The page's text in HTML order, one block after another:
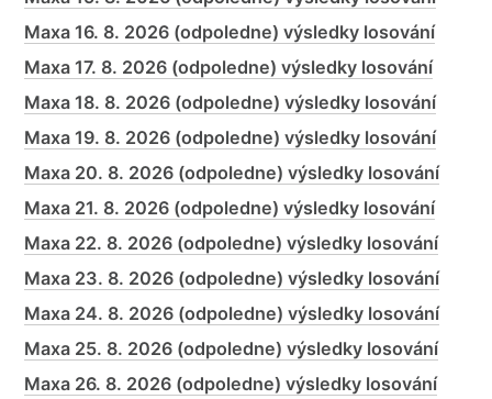
Maxa 16. 8. 2026 (odpoledne) výsledky losování
Maxa 17. 8. 2026 (odpoledne) výsledky losování
Maxa 18. 8. 2026 (odpoledne) výsledky losování
Maxa 19. 8. 2026 (odpoledne) výsledky losování
Maxa 20. 8. 2026 (odpoledne) výsledky losování
Maxa 21. 8. 2026 (odpoledne) výsledky losování
Maxa 22. 8. 2026 (odpoledne) výsledky losování
Maxa 23. 8. 2026 (odpoledne) výsledky losování
Maxa 24. 8. 2026 (odpoledne) výsledky losování
Maxa 25. 8. 2026 (odpoledne) výsledky losování
Maxa 26. 8. 2026 (odpoledne) výsledky losování